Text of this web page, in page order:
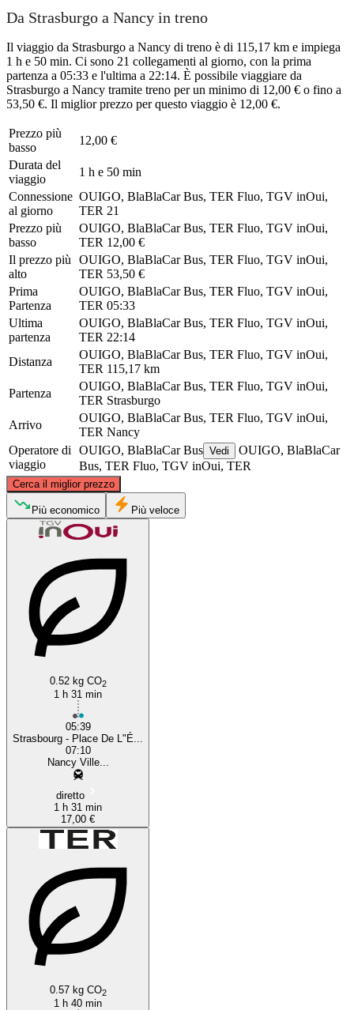
Da Strasburgo a Nancy in treno
Il viaggio da Strasburgo a Nancy di treno è di 115,17 km e impiega
1 h e 50 min. Ci sono 21 collegamenti al giorno, con la prima
partenza a 05:33 e l'ultima a 22:14. È possibile viaggiare da
Strasburgo a Nancy tramite treno per un minimo di 12,00 € o fino a
53,50 €. Il miglior prezzo per questo viaggio è 12,00 €.
Prezzo più
basso
12,00 €
Durata del
viaggio
1 h e 50 min
Connessione
al giorno
OUIGO, BlaBlaCar Bus, TER Fluo, TGV inOui,
TER 21
Prezzo più
basso
OUIGO, BlaBlaCar Bus, TER Fluo, TGV inOui,
TER 12,00 €
Il prezzo più
alto
OUIGO, BlaBlaCar Bus, TER Fluo, TGV inOui,
TER 53,50 €
Prima
Partenza
OUIGO, BlaBlaCar Bus, TER Fluo, TGV inOui,
TER 05:33
Ultima
partenza
OUIGO, BlaBlaCar Bus, TER Fluo, TGV inOui,
TER 22:14
Distanza
OUIGO, BlaBlaCar Bus, TER Fluo, TGV inOui,
TER 115,17 km
Partenza
OUIGO, BlaBlaCar Bus, TER Fluo, TGV inOui,
TER Strasburgo
Arrivo
OUIGO, BlaBlaCar Bus, TER Fluo, TGV inOui,
TER Nancy
Operatore di
viaggio
OUIGO, BlaBlaCar Bus Vedi
OUIGO, BlaBlaCar
Bus, TER Fluo, TGV inOui, TER
Cerca il miglior prezzo
Nancy
© CARTO, © OpenStreetMap
Più economico Più veloce
0.52 kg CO2
1 h 31 min
05:39
Strasbourg - Place De L"É...
07:10
Nancy Ville...
diretto
1 h 31 min
17,00 €
0.57 kg CO2
1 h 40 min